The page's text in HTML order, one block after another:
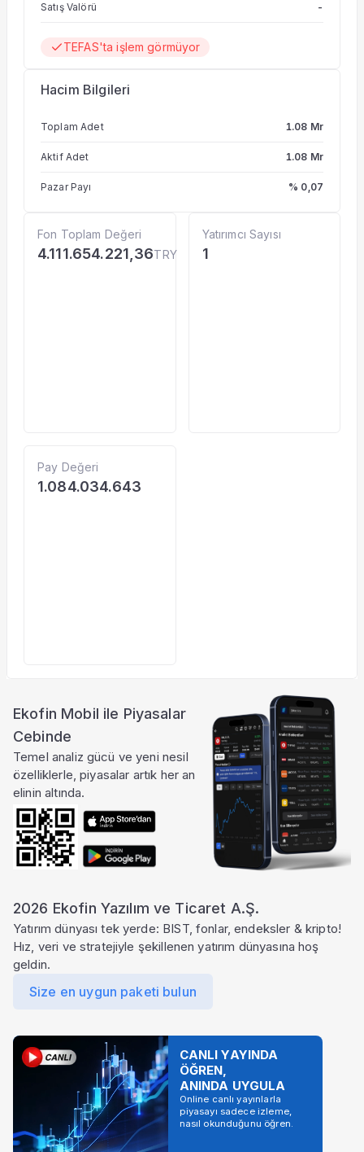
Satış Valörü -
TEFAS'ta işlem görmüyor
Hacim Bilgileri
Toplam Adet 1.08 Mr
Aktif Adet 1.08 Mr
Pazar Payı % 0,07
Fon Toplam Değeri
4.111.654.221,36TRY
Yatırımcı Sayısı
1
Pay Değeri
1.084.034.643
Ekofin Mobil ile Piyasalar
Cebinde
Temel analiz gücü ve yeni nesil
özelliklerle, piyasalar artık her an
elinin altında.
2026 Ekofin Yazılım ve Ticaret A.Ş.
Yatırım dünyası tek yerde: BIST, fonlar, endeksler & kripto!
Hız, veri ve stratejiyle şekillenen yatırım dünyasına hoş
geldin.
Size en uygun paketi bulun
CANLI YAYINDA
ÖĞREN,
ANINDA UYGULA
Online canlı yayınlarla
piyasayı sadece izleme,
nasıl okunduğunu öğren.